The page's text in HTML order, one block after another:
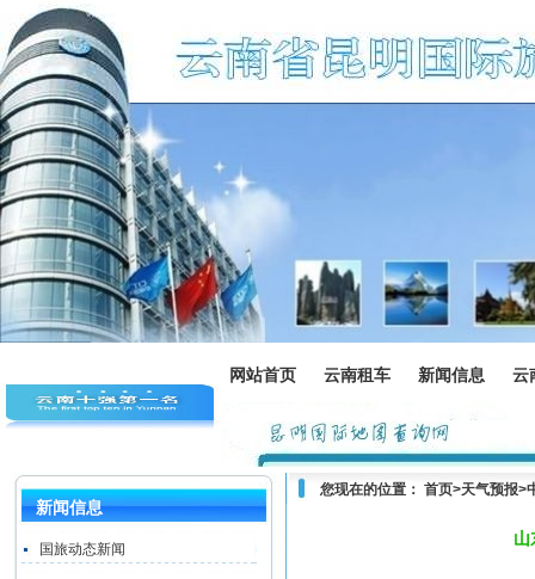
网站首页 云南租车 新闻信息 云
新闻信息
国旅动态新闻
您现在的位置： 首页>天气预报>
山